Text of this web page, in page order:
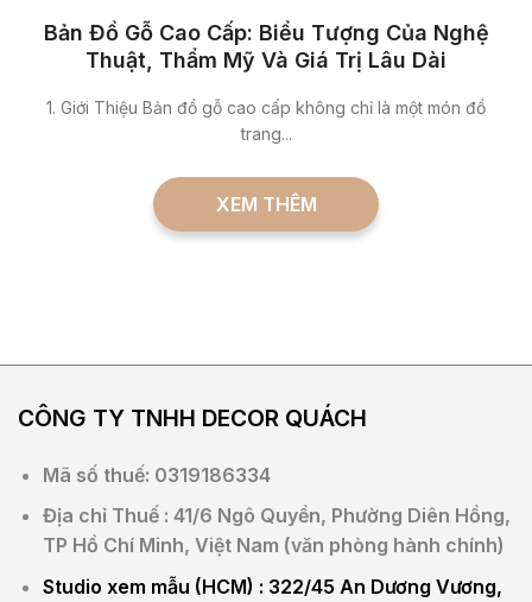
Bản Đồ Gỗ Cao Cấp: Biểu Tượng Của Nghệ
Thuật, Thẩm Mỹ Và Giá Trị Lâu Dài
1. Giới Thiệu Bản đồ gỗ cao cấp không chỉ là một món đồ
trang...
XEM THÊM
CÔNG TY TNHH DECOR QUÁCH
Mã số thuế: 0319186334
Địa chỉ Thuế : 41/6 Ngô Quyền, Phường Diên Hồng,
TP Hồ Chí Minh, Việt Nam (văn phòng hành chính)
Studio xem mẫu (HCM) : 322/45 An Dương Vương,